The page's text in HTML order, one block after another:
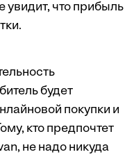
увидит, что прибыль
будет
покупки и
кто предпочтет
не надо никуда